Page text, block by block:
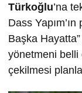
Türkoğlu’na
Dass Yapım’ın
Başka
yönetmeni belli
çekilmesi